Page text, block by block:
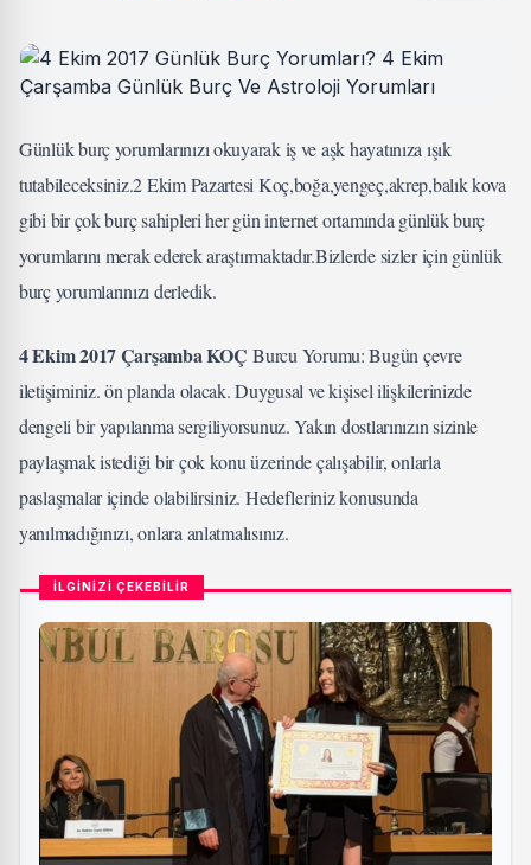
Günlük burç yorumlarınızı okuyarak iş ve aşk hayatınıza ışık
tutabileceksiniz.2 Ekim Pazartesi Koç,boğa,yengeç,akrep,balık kova
gibi bir çok burç sahipleri her gün internet ortamında günlük burç
yorumlarını merak ederek araştırmaktadır.Bizlerde sizler için günlük
burç yorumlarınızı derledik.
4 Ekim 2017 Çarşamba KOÇBurcu Yorumu: Bugün çevre
iletişiminiz. ön planda olacak. Duygusal ve kişisel ilişkilerinizde
dengeli bir yapılanma sergiliyorsunuz. Yakın dostlarınızın sizinle
paylaşmak istediği bir çok konu üzerinde çalışabilir, onlarla
paslaşmalar içinde olabilirsiniz. Hedefleriniz konusunda
yanılmadığınızı, onlara anlatmalısınız.
İLGİNİZİ ÇEKEBİLİR